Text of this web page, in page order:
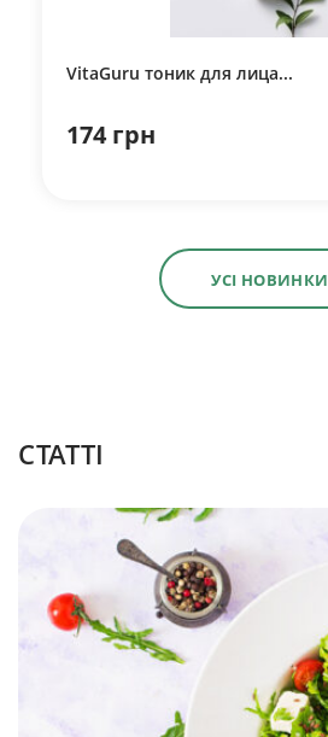
VitaGuru тоник для лица...
174 грн
УСІ НОВИНКИ
СТАТТІ